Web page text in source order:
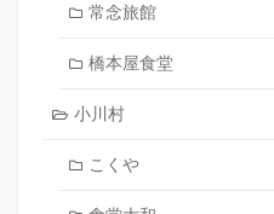
常念旅館
橋本屋食堂
小川村
こくや